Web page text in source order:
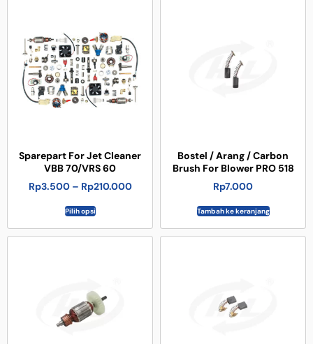
Sparepart For Jet Cleaner
VBB 70/VRS 60
Rp3.500 – Rp210.000
Pilih opsi
Bostel / Arang / Carbon
Brush For Blower PRO 518
Rp7.000
Tambah ke keranjang